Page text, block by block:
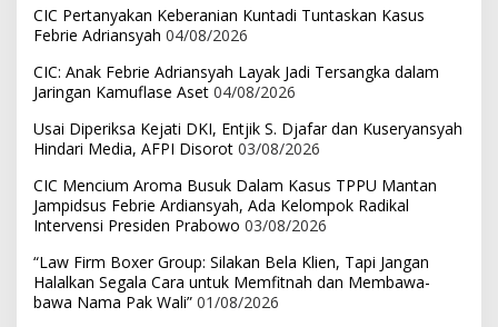
CIC Pertanyakan Keberanian Kuntadi Tuntaskan Kasus
Febrie Adriansyah 04/08/2026
CIC: Anak Febrie Adriansyah Layak Jadi Tersangka dalam
Jaringan Kamuflase Aset 04/08/2026
Usai Diperiksa Kejati DKI, Entjik S. Djafar dan Kuseryansyah
Hindari Media, AFPI Disorot 03/08/2026
CIC Mencium Aroma Busuk Dalam Kasus TPPU Mantan
Jampidsus Febrie Ardiansyah, Ada Kelompok Radikal
Intervensi Presiden Prabowo 03/08/2026
“Law Firm Boxer Group: Silakan Bela Klien, Tapi Jangan
Halalkan Segala Cara untuk Memfitnah dan Membawa-
bawa Nama Pak Wali” 01/08/2026